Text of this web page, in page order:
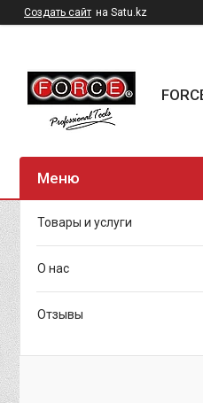
Создать сайт на Satu.kz
Товары и услуги
О нас
Отзывы